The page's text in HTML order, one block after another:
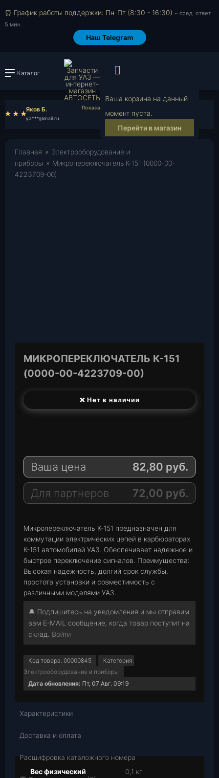
⏰ График работы поддержки: Пн-Пт (8:30 - 16:30) ~ сред. ответ
5 мин.
Наш Telegram
Каталог Войти или
Ваша корзина на данный
момент пуста.
Перейти в магазин
Яков Б.
ya***@mail.ru ef***@mail.ru
Главная » Электрооборудование и
приборы » Микропереключатель К-151 (0000-00-
4223709-00)
МИКРОПЕРЕКЛЮЧАТЕЛЬ К-151
(0000-00-4223709-00)
❌ Нет в наличии
e
r
a
m
a
s
A
p
a
i
l
Ваша цена 82,80 руб.
Для партнеров 72,00 руб.
Микропереключатель К-151 предназначен для
коммутации электрических цепей в карбюраторах
К-151 автомобилей УАЗ. Обеспечивает надежное и
быстрое переключение сигналов. Преимущества:
Высокая надежность, долгий срок службы,
простота установки и совместимость с
различными моделями УАЗ.
🔔 Подпишитесь на уведомления и мы отправим
вам E-MAIL сообщение, когда товар поступит на
склад. Войти
Код товара: 00000845
Категория:
Электрооборудование и приборы
Дата обновления: Пт, 07 Авг. 09:19
Характеристики
Доставка и оплата
Расшифровка каталожного номера
Вес физический 0,1 кг